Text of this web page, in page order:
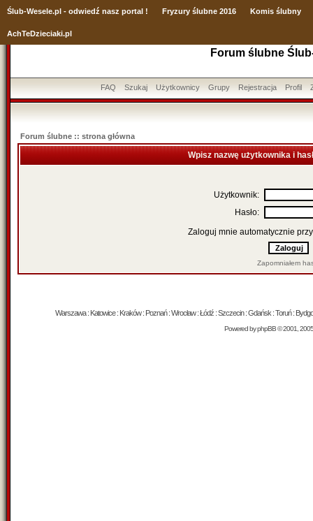
Ślub-Wesele.pl - odwiedź nasz portal ! Fryzury ślubne 2016 Komis ślubny
AchTeDzieciaki.pl
Forum ślubne
FAQ Szukaj Użytkownicy Grupy Rejestracja Profil
Forum ślubne :: strona główna
Wpisz nazwę użytkownika i
Użytkownik:
Hasło:
Zaloguj mnie automatycznie
Zapomniałem
Warszawa : Katowice : Kraków : Poznań : Wrocław : Łódź : Szczecin : Gdańsk : Toruń :
Powered byphpBB© 2001,